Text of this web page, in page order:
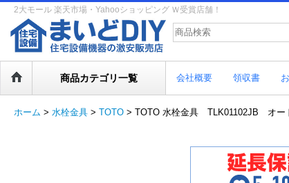
2大モール 楽天市場・Yahooショッピング Ｗ受賞店舗！
商品カテゴリ一覧 会社概要 領収書
ホーム > 水栓金具 > TOTO > TOTO 水栓金具 TLK01102JB オー